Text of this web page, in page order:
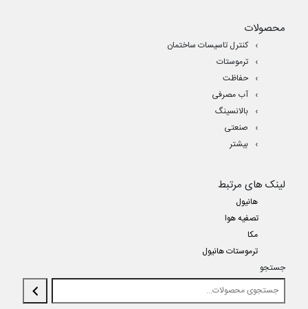
محصولات
کنترل تاسیسات ساختمان
ترموستات
حفاظت
آب مصرفی
بالانسینگ
صنعتی
بیشتر
لینک های مرتبط
هانیول
تصفیه هوا
مکا
ترموستات هانیول
جستجو